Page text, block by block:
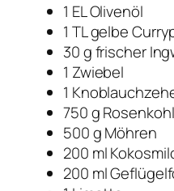
1 EL Olivenöl
1 TL gelbe
30 g frischer
1 Zwiebel
1
750 g Rosenkohl
500 g Möhren
200 ml
200 ml